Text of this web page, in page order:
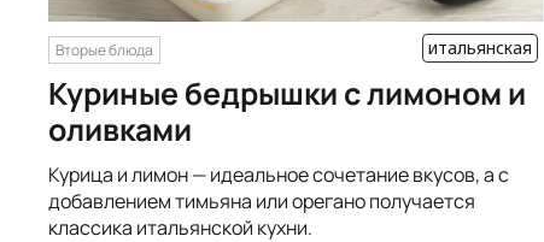
Вторые блюда итальянская
Куриные бедрышки с лимоном и
оливками
Курица и лимон — идеальное сочетание вкусов, а с
добавлением тимьяна или орегано получается
классика итальянской кухни.